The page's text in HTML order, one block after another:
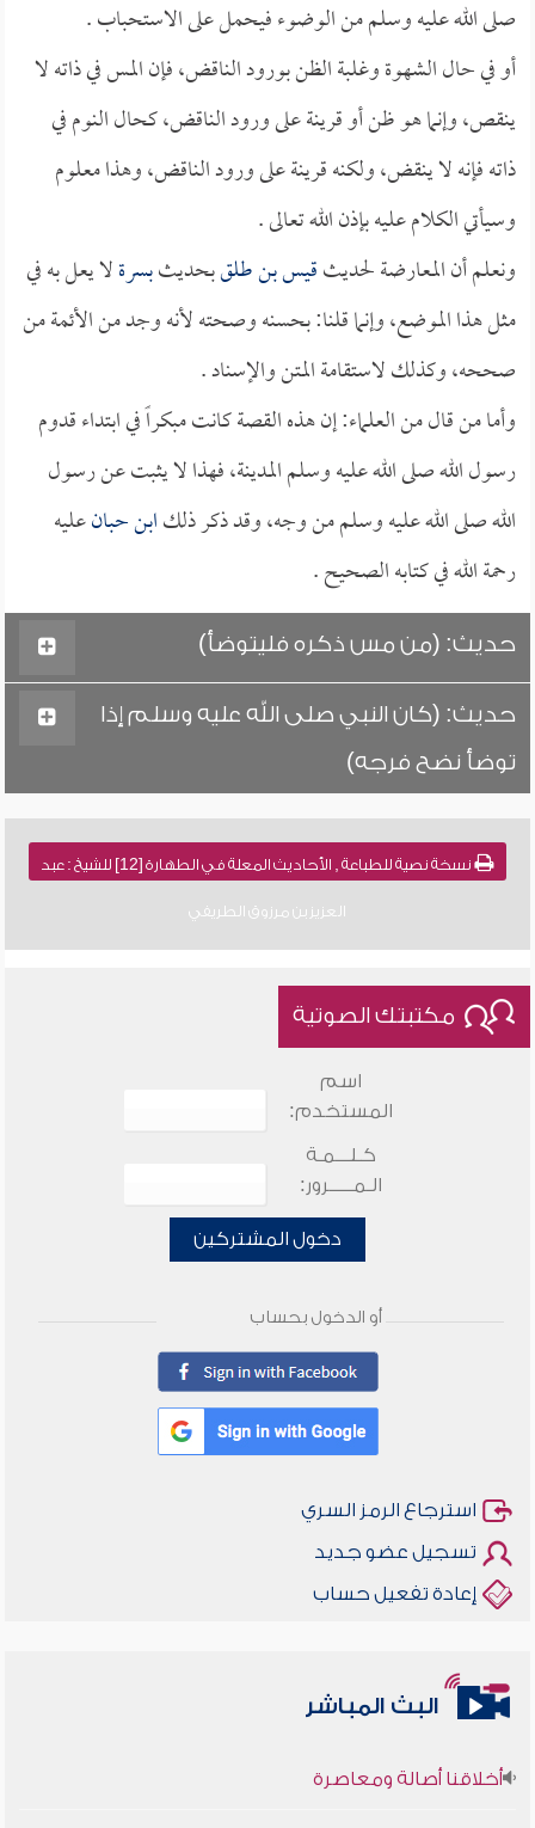
صلى الله عليه وسلم من الوضوء فيحمل على الاستحباب .
أو في حال الشهوة وغلبة الظن بورود الناقض، فإن المس في ذاته لا
ينقص، وإنما هو ظن أو قرينة على ورود الناقض، كحال النوم في
ذاته فإنه لا ينقض، ولكنه قرينة على ورود الناقض، وهذا معلوم
وسيأتي الكلام عليه بإذن الله تعالى .
ونعلم أن المعارضة لحديثقيس بن طلقبحديثبسرةلا يعل به في
مثل هذا الموضع، وإنما قلنا: بحسنه وصحته لأنه وجد من الأئمة من
صححه، وكذلك لاستقامة المتن والإسناد .
وأما من قال من العلماء: إن هذه القصة كانت مبكراً في ابتداء قدوم
رسول الله صلى الله عليه وسلم المدينة، فهذا لا يثبت عن رسول
الله صلى الله عليه وسلم من وجه، وقد ذكر ذلكابن حبانعليه
رحمة الله في كتابه الصحيح .
حديث: (من مس ذكره فليتوضأ)
حديث: (كان النبي صلى الله عليه وسلم إذا
توضأ نضح فرجه)
نسخة نصية للطباعة , الأحاديث المعلة في الطهارة [12] للشيخ : عبد
العزيز بن مرزوق الطريفي
مكتبتك الصوتية
اسم
المستخدم:
كـلـــمـة
الـمـــــرور:
دخول المشتركين
أو الدخول بحساب
استرجاع الرمز السري
تسجيل عضو جديد
إعادة تفعيل حساب
البث المباشر